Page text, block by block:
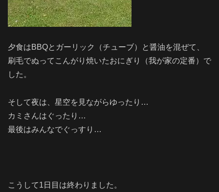
夕食はBBQとガーリック（チューブ）と醤油を混ぜて、
刷毛でぬってこんがり焼いたおにぎり（我が家の定番）で
した。
そして夜は、星空を見ながらゆったり…
カミさんはぐったり…
最後はみんなでぐっすり…
こうして1日目は終わりました。